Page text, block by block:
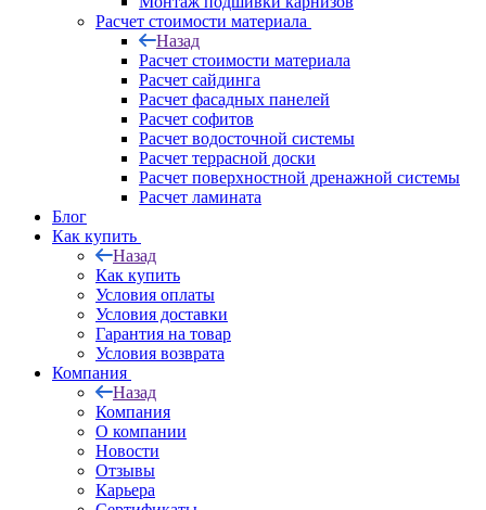
Расчет стоимости материала
Назад
Расчет стоимости материала
Расчет сайдинга
Расчет фасадных панелей
Расчет софитов
Расчет водосточной системы
Расчет террасной доски
Расчет поверхностной дренажной системы
Расчет ламината
Блог
Как купить
Назад
Как купить
Условия оплаты
Условия доставки
Гарантия на товар
Условия возврата
Компания
Назад
Компания
О компании
Новости
Отзывы
Карьера